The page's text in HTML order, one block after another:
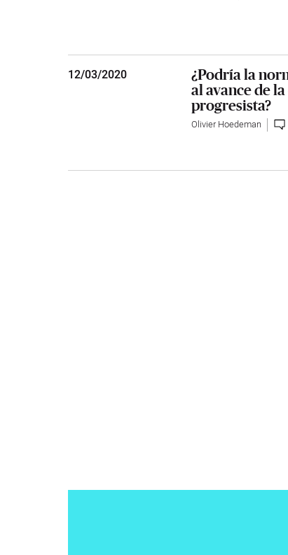
12/03/2020
¿Podría la
al avance de
progresista?
Olivier Hoedeman